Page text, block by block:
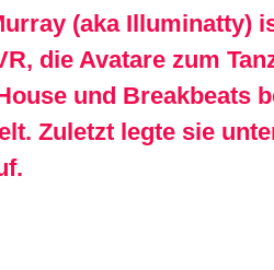
(aka Illuminatty)
die Avatare zum
und Breakbeats
Zuletzt legte sie